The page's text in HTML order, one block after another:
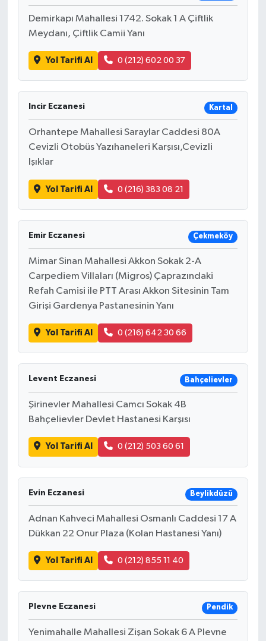
Demirkapı Mahallesi 1742. Sokak 1 A Çiftlik
Meydanı, Çiftlik Camii Yanı
Yol Tarifi Al 0 (212) 602 00 37
Incir Eczanesi Kartal
Orhantepe Mahallesi Saraylar Caddesi 80A
Cevizli Otobüs Yazıhaneleri Karşısı,Cevizli
Işıklar
Yol Tarifi Al 0 (216) 383 08 21
Emir Eczanesi Çekmeköy
Mimar Sinan Mahallesi Akkon Sokak 2-A
Carpediem Villaları (Migros) Çaprazındaki
Refah Camisi ile PTT Arası Akkon Sitesinin Tam
Girişi Gardenya Pastanesinin Yanı
Yol Tarifi Al 0 (216) 642 30 66
Levent Eczanesi Bahçelievler
Şirinevler Mahallesi Camcı Sokak 4B
Bahçelievler Devlet Hastanesi Karşısı
Yol Tarifi Al 0 (212) 503 60 61
Evin Eczanesi Beylikdüzü
Adnan Kahveci Mahallesi Osmanlı Caddesi 17 A
Dükkan 22 Onur Plaza (Kolan Hastanesi Yanı)
Yol Tarifi Al 0 (212) 855 11 40
Plevne Eczanesi Pendik
Yenimahalle Mahallesi Zişan Sokak 6 A Plevne